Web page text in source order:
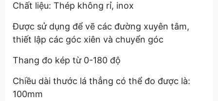
Chất liệu: Thép không rỉ, inox
Được sử dụng để vẽ các đường xuyên tâm,
thiết lập các góc xiên và chuyển góc
Thang đo kép từ 0-180 độ
Chiều dài thước lá thẳng có thể đo được là:
100mm